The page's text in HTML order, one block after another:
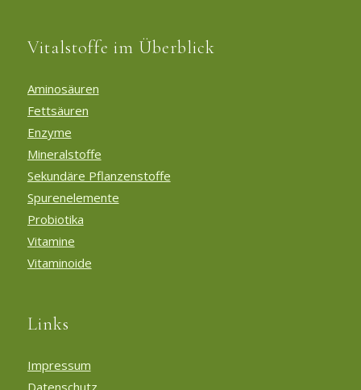
Vitalstoffe im Überblick
Aminosäuren
Fettsäuren
Enzyme
Mineralstoffe
Sekundäre Pflanzenstoffe
Spurenelemente
Probiotika
Vitamine
Vitaminoide
Links
Impressum
Datenschutz